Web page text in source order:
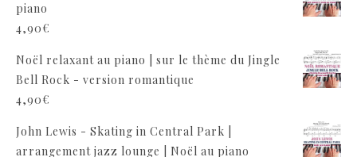
piano
4,90€
Noël relaxant au piano | sur le thème du Jingle
Bell Rock - version romantique
4,90€
John Lewis - Skating in Central Park |
arrangement jazz lounge | Noël au piano